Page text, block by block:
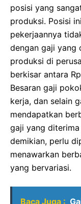
posisi yang
produksi. Posisi
pekerjaannya
dengan gaji yang
produksi di
berkisar antara
Besaran gaji
kerja, dan selain
mendapatkan
gaji yang
demikian, perlu
menawarkan
yang bervariasi.
Baca Juga :